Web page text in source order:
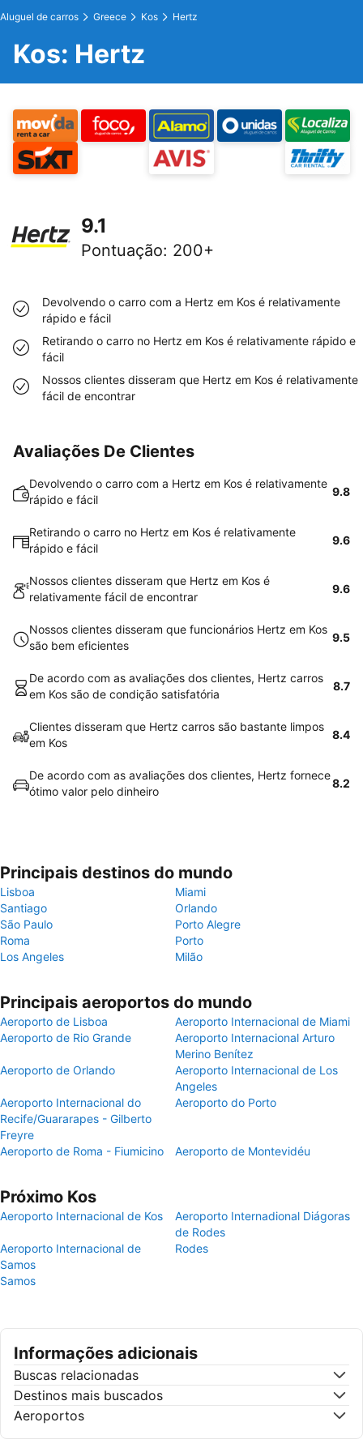
Aluguel de carros Greece Kos Hertz
Kos: Hertz
9.1
Pontuação: 200+
Devolvendo o carro com a Hertz em Kos é relativamente
rápido e fácil
Retirando o carro no Hertz em Kos é relativamente rápido e
fácil
Nossos clientes disseram que Hertz em Kos é relativamente
fácil de encontrar
Avaliações De Clientes
Devolvendo o carro com a Hertz em Kos é relativamente
rápido e fácil
9.8
Retirando o carro no Hertz em Kos é relativamente
rápido e fácil
9.6
Nossos clientes disseram que Hertz em Kos é
relativamente fácil de encontrar
9.6
Nossos clientes disseram que funcionários Hertz em Kos
são bem eficientes
9.5
De acordo com as avaliações dos clientes, Hertz carros
em Kos são de condição satisfatória
8.7
Clientes disseram que Hertz carros são bastante limpos
em Kos
8.4
De acordo com as avaliações dos clientes, Hertz fornece
ótimo valor pelo dinheiro
8.2
Principais destinos do mundo
Lisboa
Miami
Santiago
Orlando
São Paulo
Porto Alegre
Roma
Porto
Los Angeles
Milão
Principais aeroportos do mundo
Aeroporto de Lisboa
Aeroporto Internacional de Miami
Aeroporto de Rio Grande
Aeroporto Internacional Arturo
Merino Benítez
Aeroporto de Orlando
Aeroporto Internacional de Los
Angeles
Aeroporto Internacional do
Recife/Guararapes - Gilberto
Freyre
Aeroporto do Porto
Aeroporto de Roma - Fiumicino Aeroporto de Montevidéu
Próximo Kos
Aeroporto Internacional de Kos
Aeroporto Internadional Diágoras
de Rodes
Aeroporto Internacional de
Samos
Rodes
Samos
Informações adicionais
Buscas relacionadas
Destinos mais buscados
Aeroportos